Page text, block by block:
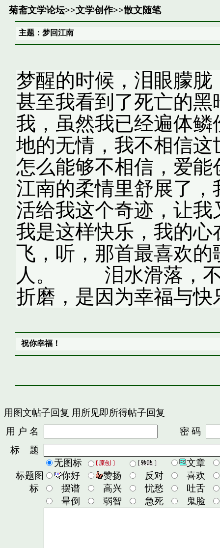
菊斋文学论坛>>文学创作>>散文随笔
主题：梦回江南
梦醒的时候，泪眼朦
甚至我看到了死亡的
我，虽然我已经遍体
地的无情，我不相信
怎么能够不相信，
江南的柔情里舒展了
活给我这个奇迹，让
我是这样快乐，我的
飞，听，那首最喜欢
人。 泪水滑落，不
折磨，是因为幸福与快
祝你幸福！
用图文帖子回复 用所见即所得帖子回复
用 户 名
密 码
标 题
标题图
标
无图标
文章
你好
赞扬 反对
喜欢
摆谱
高兴 忧愁
吐舌
晕倒
弱智 急死 鬼脸